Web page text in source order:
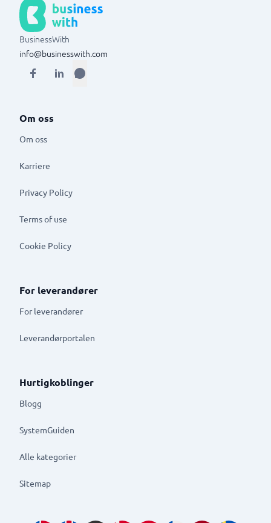
BusinessWith
info@businesswith.com
Om oss
Om oss
Karriere
Privacy Policy
Terms of use
Cookie Policy
For leverandører
For leverandører
Leverandørportalen
Hurtigkoblinger
Blogg
SystemGuiden
Alle kategorier
Sitemap